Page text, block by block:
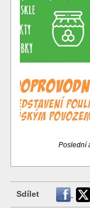
Poslední
Sdílet